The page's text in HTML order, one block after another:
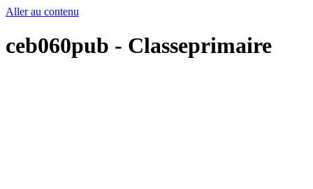
Aller au contenu
ceb060pub - Classeprimaire